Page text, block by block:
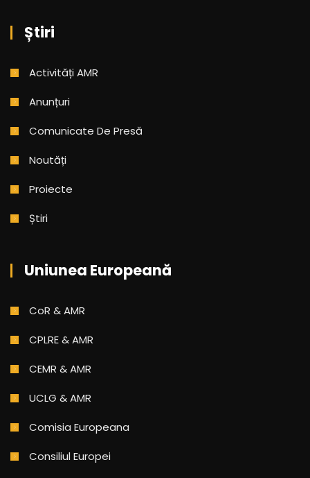
Știri
Activități AMR
Anunțuri
Comunicate De Presă
Noutăți
Proiecte
Știri
Uniunea Europeană
CoR & AMR
CPLRE & AMR
CEMR & AMR
UCLG & AMR
Comisia Europeana
Consiliul Europei